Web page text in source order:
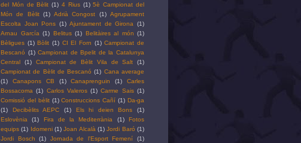
del Món de Bèlit (1) 4 Rius (1) 5è Campionat del
Món de Bèlit (1) Adrià Congost (1) Agrupament
Escolta Joan Pons (1) Ajuntament de Girona
(1)
Arnau García (1) Belitus (1) Belitàires al món (1)
Bèligues (1) Bòlit (1) CI El Forn (1) Campionat de
Bescanó (1) Campionat de Bpelit de la Catalunya
Central
(1) Campionat de Bèlit Vila de Salt
(1)
Campionat de Bèlit de Bescanó (1) Cana average
(1)
Canapons CB (1) Canaprenguin (1)
Carles
Bossacoma (1) Carlos Valeros (1) Carme Sais (1)
Comissió del bèlit (1) Construccions Cañí (1) Da-ga
(1)
Decibèlits AEPC (1) Els hi deien Bons
(1)
Eslovènia
(1) Fira de la Mediterrània (1)
Fotos
equips (1) Idomeni (1) Joan Alcalà (1) Jordi Baró (1)
Jordi Bosch
(1) Jornada de l'Esport Femení
(1)